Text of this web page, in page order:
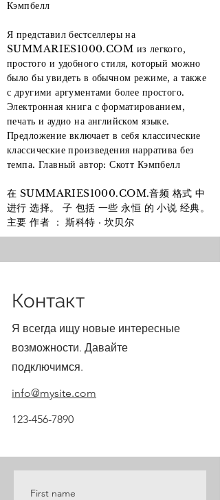
Кэмпбелл
Я представил бестселлеры на
SUMMARIES1000.COM из легкого,
простого и удобного стиля, который можно
было бы увидеть в обычном режиме, а также
с другими аргументами более простого.
Электронная книга с форматированием,
печать и аудио на английском языке.
Предложение включает в себя классические
классические произведения нарратива без
темпа. Главный автор: Скотт Кэмпбелл
在 SUMMARIES1000.COM.音频 格式 中
进行 选择。 子 包括 一些 永恒 的 小说 经典。
主要 作者 ： 斯科特 · 坎贝尔
Контакт
Я всегда ищу новые интересные
возможности. Давайте
подключимся.
info@mysite.com
123-456-7890
First name